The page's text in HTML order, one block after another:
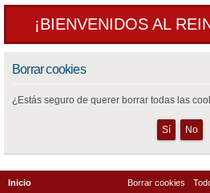
¡BIENVENIDOS AL
Borrar cookies
¿Estás seguro de querer borrar todas las
Inicio Borrar cookies